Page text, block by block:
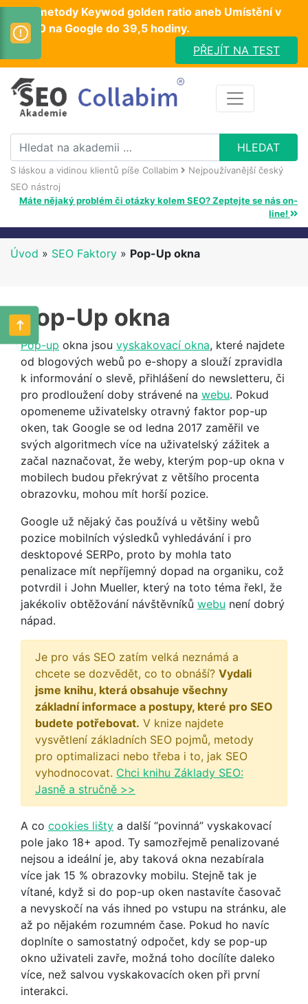
Test metody Keywod golden ratio aneb Umístění v
TOP10 na Google do 39,5 hodiny.
PŘEJÍT NA TEST
S láskou a vidinou klientů píše Collabim
Nejpoužívanější český
SEO nástroj
Máte nějaký problém či otázky kolem SEO? Zeptejte se nás on-
line!
Úvod » SEO Faktory » Pop-Up okna
Pop-Up okna
Pop-up okna jsou vyskakovací okna, které najdete
od blogových webů po e-shopy a slouží zpravidla
k informování o slevě, přihlášení do newsletteru, či
pro prodloužení doby strávené na webu. Pokud
opomeneme uživatelsky otravný faktor pop-up
oken, tak Google se od ledna 2017 zaměřil ve
svých algoritmech více na uživatelský zážitek a
začal naznačovat, že weby, kterým pop-up okna v
mobilech budou překrývat z většího procenta
obrazovku, mohou mít horší pozice.
Google už nějaký čas používá u většiny webů
pozice mobilních výsledků vyhledávání i pro
desktopové SERPo, proto by mohla tato
penalizace mít nepříjemný dopad na organiku, což
potvrdil i John Mueller, který na toto téma řekl, že
jakékoliv obtěžování návštěvníků webu není dobrý
nápad.
Je pro vás SEO zatím velká neznámá a
chcete se dozvědět, co to obnáší? Vydali
jsme knihu, která obsahuje všechny
základní informace a postupy, které pro SEO
budete potřebovat. V knize najdete
vysvětlení základních SEO pojmů, metody
pro optimalizaci nebo třeba i to, jak SEO
vyhodnocovat. Chci knihu Základy SEO:
Jasně a stručně >>
A co cookies lišty a další “povinná” vyskakovací
pole jako 18+ apod. Ty samozřejmě penalizované
nejsou a ideální je, aby taková okna nezabírala
více jak 15 % obrazovky mobilu. Stejně tak je
vítané, když si do pop-up oken nastavíte časovač
a nevyskočí na vás ihned po vstupu na stránku, ale
až po nějakém rozumném čase. Pokud ho navíc
doplníte o samostatný odpočet, kdy se pop-up
okno uživateli zavře, možná toho docílíte daleko
více, než salvou vyskakovacích oken při první
interakci.